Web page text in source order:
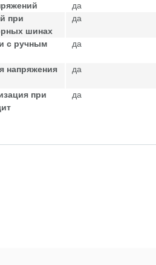
да
при
шинах
да
с ручным
да
напряжения
да
при
да